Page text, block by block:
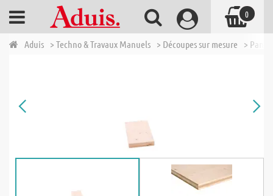
Aduis > Techno & Travaux Manuels > Découpes sur mesure >
0